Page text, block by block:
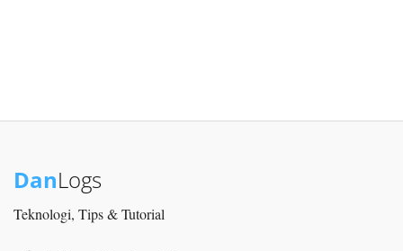
DanLogs
Teknologi, Tips & Tutorial